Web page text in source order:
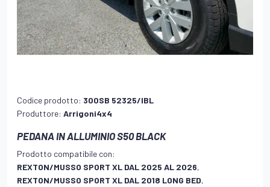
Codice prodotto: 300SB 52325/IBL
Produttore: Arrigoni4x4
PEDANA IN ALLUMINIO S50 BLACK
Prodotto compatibile con:
REXTON/MUSSO SPORT XL DAL 2025 AL 2026,
REXTON/MUSSO SPORT XL DAL 2018 LONG BED,